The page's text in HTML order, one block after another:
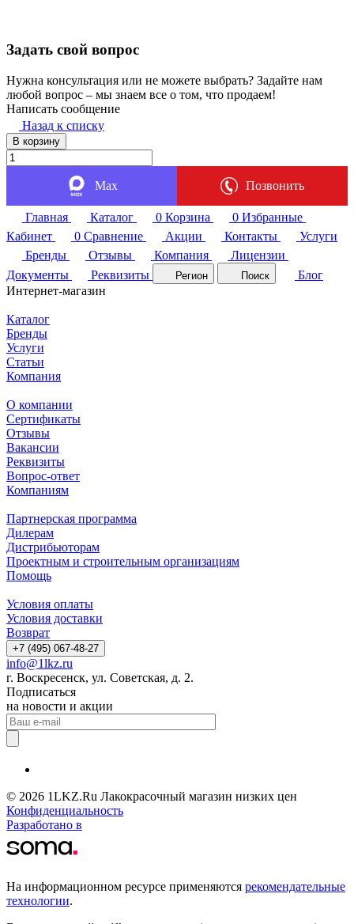
Задать свой вопрос
Нужна консультация или не можете выбрать? Задайте нам
любой вопрос – мы знаем все о том, что продаем!
Написать сообщение
Назад к списку
В корзину
Max Позвонить
Главная Каталог 0 Корзина 0 Избранные
Кабинет
0 Сравнение Акции Контакты
Услуги
Бренды
Отзывы Компания
Лицензии
Документы
Реквизиты Регион Поиск
Блог
Интернет-магазин
Каталог
Бренды
Услуги
Статьи
Компания
О компании
Сертификаты
Отзывы
Вакансии
Реквизиты
Вопрос-ответ
Компаниям
Партнерская программа
Дилерам
Дистрибьюторам
Проектным и строительным организациям
Помощь
Условия оплаты
Условия доставки
Возврат
+7 (495) 067-48-27
info@1lkz.ru
г. Воскресенск, ул. Советская, д. 2.
Подписаться
на новости и акции
© 2026 1LKZ.Ru Лакокрасочный магазин низких цен
Конфиденциальность
Разработано в
На информационном ресурсе применяются рекомендательные
технологии.